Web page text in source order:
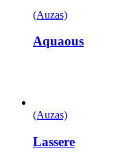
(Auzas)
Aquaous
(Auzas)
Lassere